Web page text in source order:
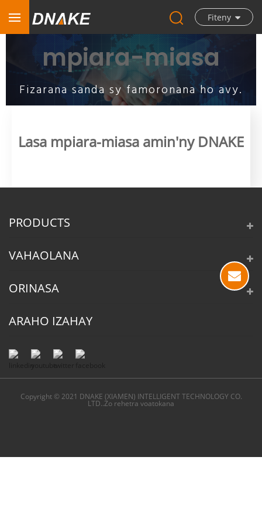
Fiteny
mpiara-miasa
Fizarana sanda sy famoronana ho avy.
Lasa mpiara-miasa amin'ny DNAKE
PRODUCTS
VAHAOLANA
ORINASA
ARAHO IZAHAY
Copyright © 2021 DNAKE (XIAMEN) INTELLIGENT TECHNOLOGY CO.
LTD..Zo rehetra voatokana